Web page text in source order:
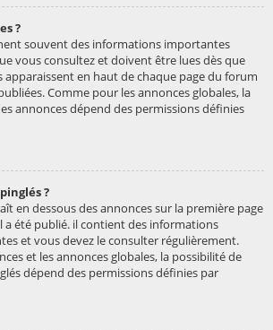
?
souvent des informations importantes
vous consultez et doivent être lues dès que
apparaissent en haut de chaque page du forum
Comme pour les annonces globales, la
annonces dépend des permissions définies
?
en dessous des annonces sur la première page
a été publié. il contient des informations
et vous devez le consulter régulièrement.
et les annonces globales, la possibilité de
dépend des permissions définies par